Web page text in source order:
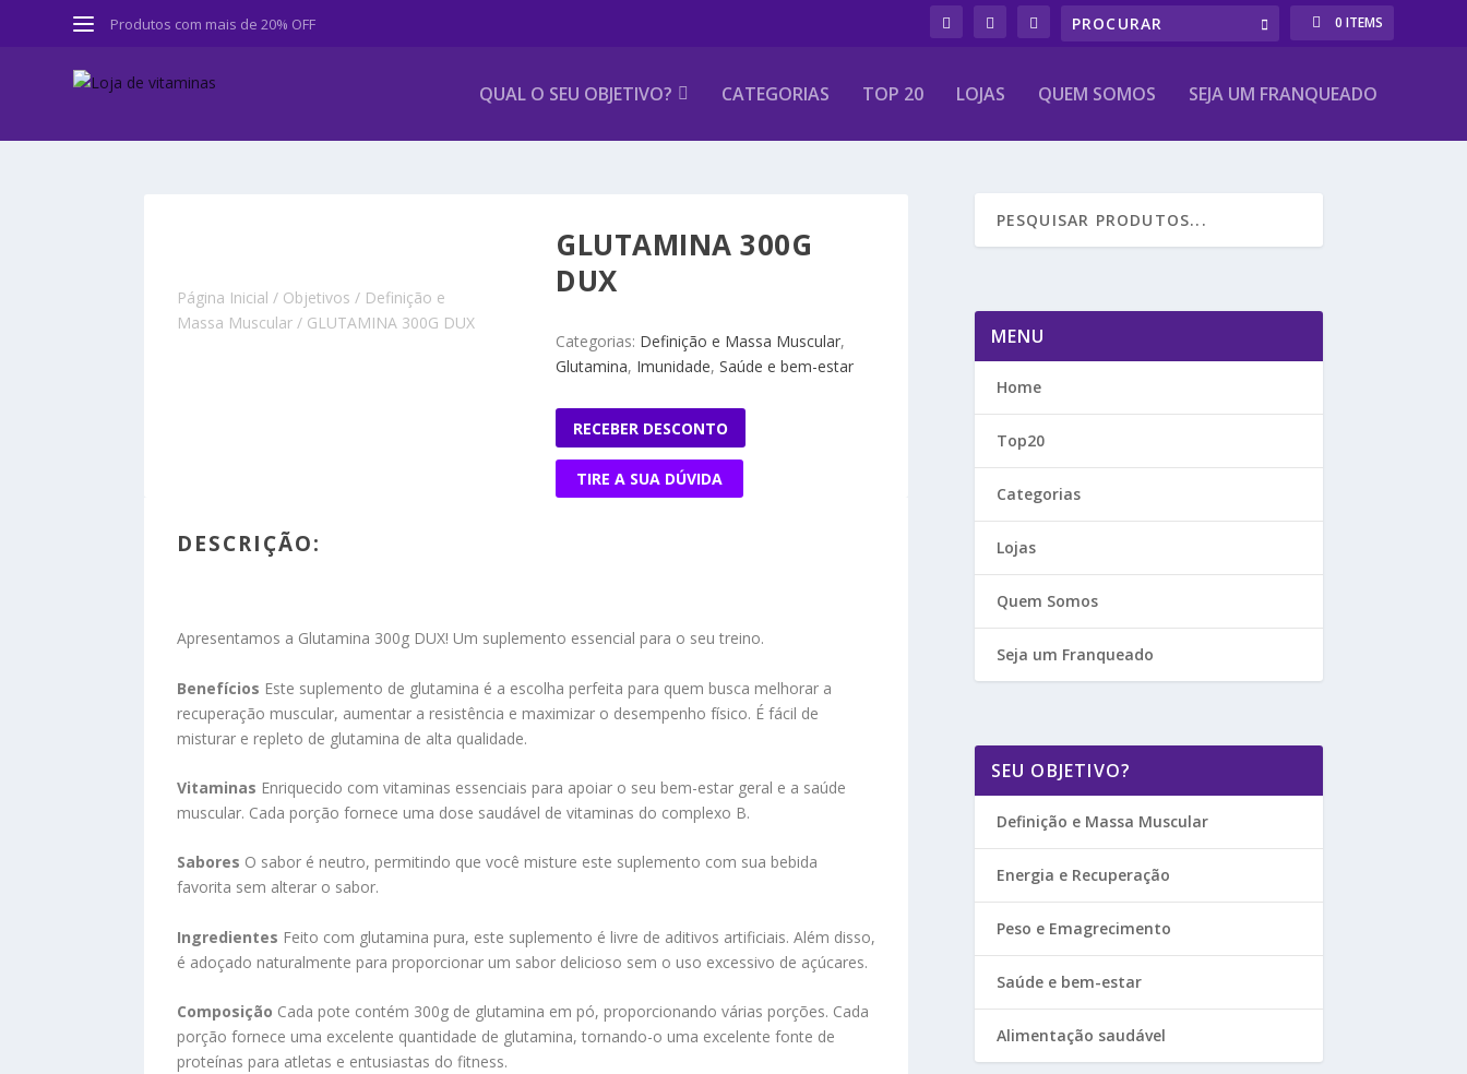
Produtos com mais de 20% OFF 0 ITEMS
QUAL O SEU OBJETIVO? CATEGORIAS TOP 20 LOJAS QUEM SOMOS SEJA UM FRANQUEADO
Página Inicial / Objetivos / Definição e
Massa Muscular / GLUTAMINA 300G DUX
GLUTAMINA 300G
DUX
Categorias: Definição e Massa Muscular,
Glutamina, Imunidade,Saúde e bem-estar
RECEBER DESCONTO
TIRE A SUA DÚVIDA
DESCRIÇÃO:
Apresentamos a Glutamina 300g DUX! Um suplemento essencial para o seu treino.
Benefícios Este suplemento de glutamina é a escolha perfeita para quem busca melhorar a
recuperação muscular, aumentar a resistência e maximizar o desempenho físico. É fácil de
misturar e repleto de glutamina de alta qualidade.
Vitaminas Enriquecido com vitaminas essenciais para apoiar o seu bem-estar geral e a saúde
muscular. Cada porção fornece uma dose saudável de vitaminas do complexo B.
Sabores O sabor é neutro, permitindo que você misture este suplemento com sua bebida
favorita sem alterar o sabor.
Ingredientes Feito com glutamina pura, este suplemento é livre de aditivos artificiais. Além disso,
é adoçado naturalmente para proporcionar um sabor delicioso sem o uso excessivo de açúcares.
Composição Cada pote contém 300g de glutamina em pó, proporcionando várias porções. Cada
porção fornece uma excelente quantidade de glutamina, tornando-o uma excelente fonte de
proteínas para atletas e entusiastas do fitness.
MENU
Home
Top20
Categorias
Lojas
Quem Somos
Seja um Franqueado
SEU OBJETIVO?
Definição e Massa Muscular
Energia e Recuperação
Peso e Emagrecimento
Saúde e bem-estar
Alimentação saudável